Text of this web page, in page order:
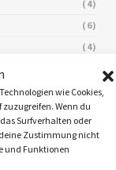
wie Cookies,
Wenn du
Surfverhalten oder
deine Zustimmung nicht
und Funktionen
4
6
4